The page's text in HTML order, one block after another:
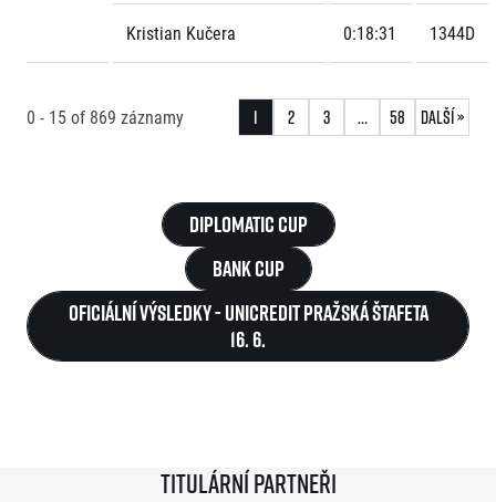
Kristian Kučera 0:18:31 1344D
0 - 15of 869 záznamy 1 2 3 … 58 Další »
Diplomatic Cup
Bank Cup
Oficiální výsledky - UniCredit Pražská štafeta
16. 6.
Titulární partneři